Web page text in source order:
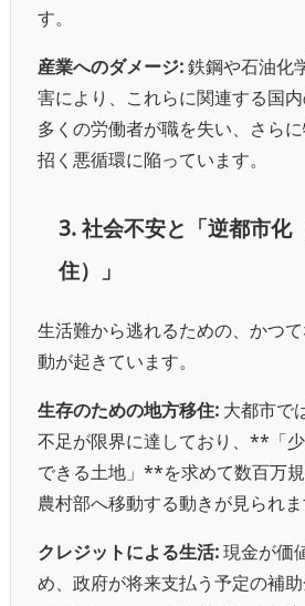
す。
産業へのダメージ:鉄鋼や石油化
害により、これらに関連する国内
多くの労働者が職を失い、さら
招く悪循環に陥っています。
3. 社会不安と「逆都市化
住）」
生活難から逃れるための、かつ
動が起きています。
生存のための地方移住: 大都市で
不足が限界に達しており、**「
できる土地」**を求めて数百万
農村部へ移動する動きが見られま
クレジットによる生活:現金が価
め、政府が将来支払う予定の補